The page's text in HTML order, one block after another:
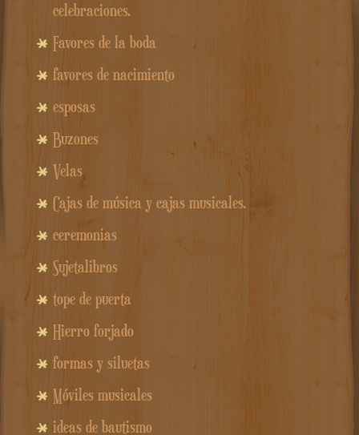
celebraciones.
Favores de la boda
favores de nacimiento
esposas
Buzones
Velas
Cajas de música y cajas musicales.
ceremonias
Sujetalibros
tope de puerta
Hierro forjado
formas y siluetas
Móviles musicales
ideas de bautismo